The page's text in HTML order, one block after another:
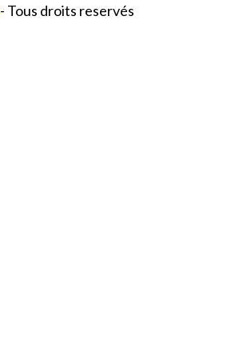
- Tous droits reservés